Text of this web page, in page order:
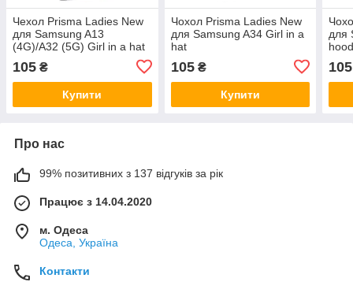
Чехол Prisma Ladies New
для Samsung A13
(4G)/A32 (5G) Girl in a hat
105 ₴
Купити
Чохол Prisma Ladies New
для Samsung A34 Girl in a
hat
105₴
Купити
для
105
Про нас
99% позитивних з 137 відгуків за рік
Працює з 14.04.2020
м. Одеса
Одеса, Україна
Контакти